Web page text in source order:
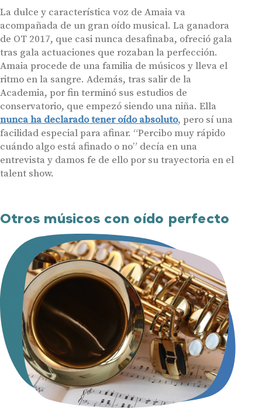
La dulce y característica voz de Amaia va
acompañada de un gran oído musical. La ganadora
de OT 2017, que casi nunca desafinaba, ofreció gala
tras gala actuaciones que rozaban la perfección.
Amaia procede de una familia de músicos y lleva el
ritmo en la sangre. Además, tras salir de la
Academia, por fin terminó sus estudios de
conservatorio, que empezó siendo una niña. Ella
nunca ha declarado tener oído absoluto, pero sí una
facilidad especial para afinar. “Percibo muy rápido
cuándo algo está afinado o no” decía en una
entrevista y damos fe de ello por su trayectoria en el
talent show.
Otros músicos con oído perfecto